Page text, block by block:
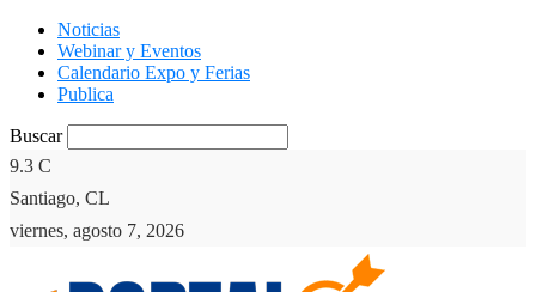
Noticias
Webinar y Eventos
Calendario Expo y Ferias
Publica
Buscar
9.3 C
Santiago, CL
viernes, agosto 7, 2026